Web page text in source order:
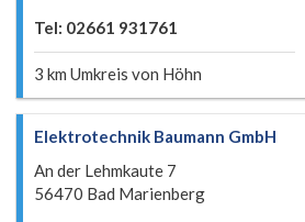
Tel: 02661 931761
3 km Umkreis von Höhn
Elektrotechnik Baumann GmbH
An der Lehmkaute 7
56470 Bad Marienberg